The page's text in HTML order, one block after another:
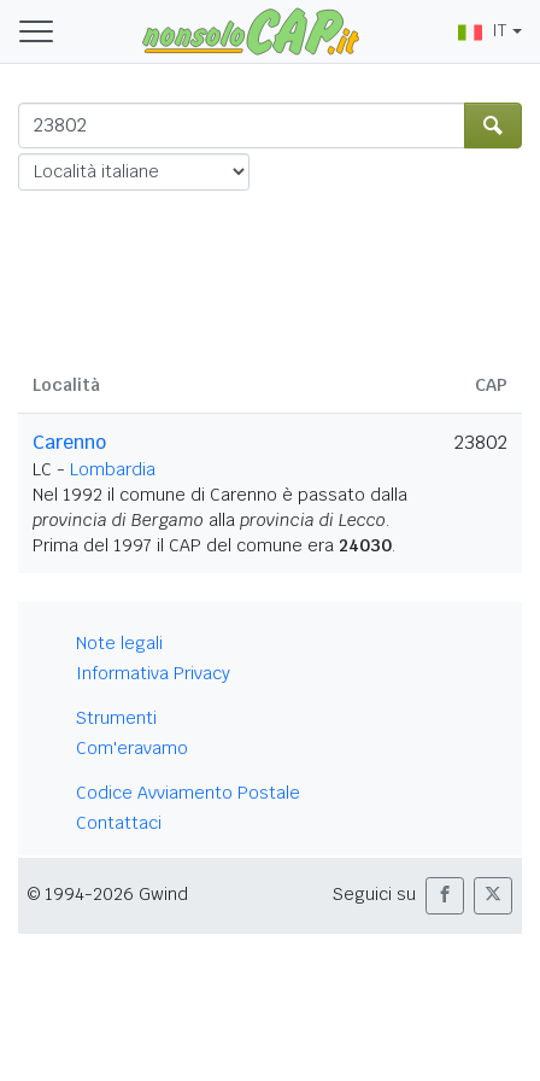
IT
Località CAP
Carenno
LC - Lombardia
Nel 1992 il comune di Carenno è passato dalla
provincia di Bergamo alla provincia di Lecco.
Prima del 1997 il CAP del comune era 24030.
23802
Note legali
Informativa Privacy
Strumenti
Com'eravamo
Codice Avviamento Postale
Contattaci
© 1994-2026 Gwind Seguici su